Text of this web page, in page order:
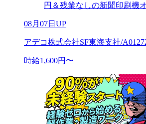
円＆残業なしの新聞印刷機
08月07日UP
アデコ株式会社SF東海支社/
時給1,600円〜